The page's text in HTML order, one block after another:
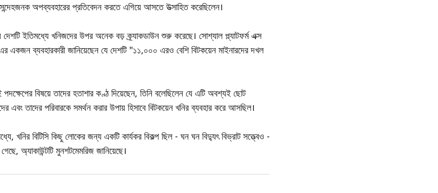
অপব্যবহারের প্রতিবেদন করতে এগিয়ে আসতে উত্সাহিত করেছিলেন।
ইতিমধ্যে খনিজদের উপর অনেক বড় ক্র্যাকডাউন শুরু করেছে। সোশ্যাল প্ল্যাটফর্ম এক্স
এর একজন ব্যবহারকারী জানিয়েছেন যে দেশটি "১১,০০০ এরও বেশি বিটকয়েন মাইনারদের দখল
বিষয়ে তাদের হতাশার কণ্ঠ দিয়েছেন, তিনি বলেছিলেন যে এটি অবশ্যই ছোট
এবং তাদের পরিবারকে সমর্থন করার উপায় হিসাবে বিটকয়েন খনির ব্যবহার করে আসছিল।
খনির বিটিসি কিছু লোকের জন্য একটি কার্যকর বিকল্প ছিল - ঘন ঘন বিদ্যুৎ বিভ্রাট সত্ত্বেও -
অ্যাকাউন্টটি মুনশটমেমরিজ জানিয়েছে।